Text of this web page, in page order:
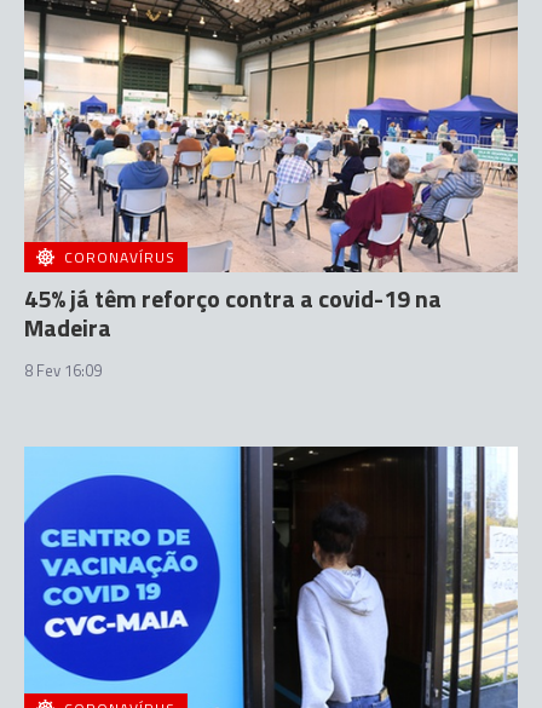
CORONAVÍRUS
45% já têm reforço contra a covid-19 na
Madeira
8 Fev 16:09